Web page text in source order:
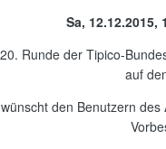
Sa, 12.12.2015,
Runde der Tipico-
auf
den Benutzern des